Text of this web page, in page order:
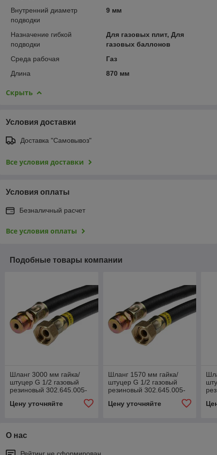
Внутренний диаметр
подводки
9 мм
Назначение гибкой
подводки
Для газовых плит, Для
газовых баллонов
Среда рабочая
Газ
Длина
870 мм
Скрыть
Условия доставки
Доставка "Самовывоз"
Все условия доставки
Условия оплаты
Безналичный расчет
Все условия оплаты
Подобные товары компании
Шланг 3000 мм гайка/
штуцер G 1/2 газовый
резиновый 302.645.005-
Цену уточняйте
Шланг 1570 мм гайка/
штуцер G 1/2 газовый
резиновый 302.645.005-
Цену уточняйте
О нас